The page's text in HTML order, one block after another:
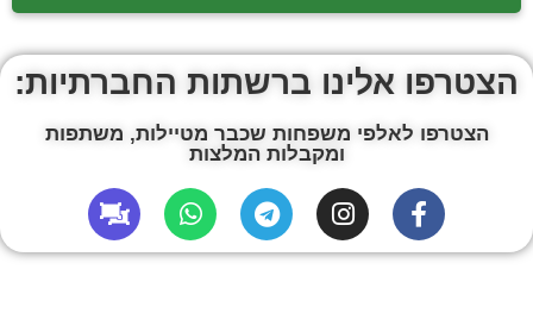
הצטרפו אלינו ברשתות החברתיות:
הצטרפו לאלפי משפחות שכבר מטיילות, משתפות
ומקבלות המלצות